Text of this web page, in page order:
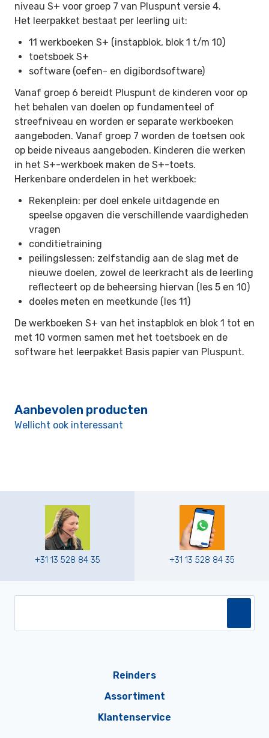
niveau S+ voor groep 7 van Pluspunt versie 4.
Het leerpakket bestaat per leerling uit:
11 werkboeken S+ (instapblok, blok 1 t/m 10)
toetsboek S+
software (oefen- en digibordsoftware)
Vanaf groep 6 bereidt Pluspunt de kinderen voor op
het behalen van doelen op fundamenteel of
streefniveau en worden er separate werkboeken
aangeboden. Vanaf groep 7 worden de toetsen ook
op beide niveaus aangeboden. Kinderen die werken
in het S+-werkboek maken de S+-toets.
Herkenbare onderdelen in het werkboek:
Rekenplein: per doel enkele uitdagende en
speelse opgaven die verschillende vaardigheden
vragen
conditietraining
peilingslessen: zelfstandig aan de slag met de
nieuwe doelen, zowel de leerkracht als de leerling
reflecteert op de beheersing hiervan (les 5 en 10)
doeles meten en meetkunde (les 11)
De werkboeken S+ van het instapblok en blok 1 tot en
met 10 vormen samen met het toetsboek en de
software het leerpakket Basis papier van Pluspunt.
Aanbevolen producten
Wellicht ook interessant
+31 13 528 84 35 +31 13 528 84 35
Reinders
Assortiment
Klantenservice